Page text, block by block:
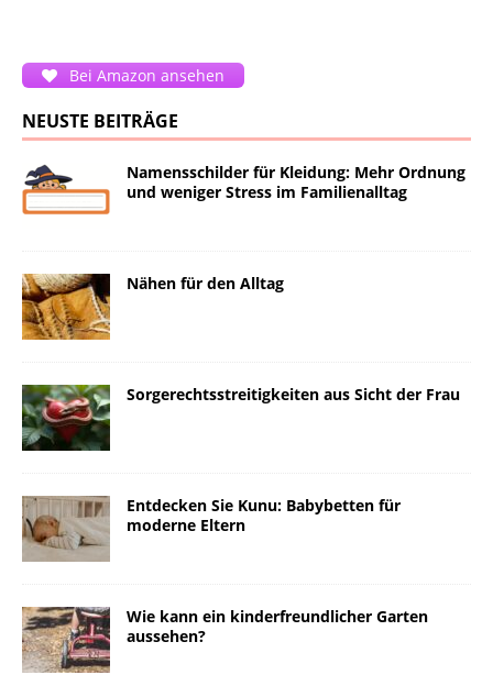
Bei Amazon ansehen
NEUSTE BEITRÄGE
Namensschilder für Kleidung: Mehr Ordnung
und weniger Stress im Familienalltag
Nähen für den Alltag
Sorgerechtsstreitigkeiten aus Sicht der Frau
Entdecken Sie Kunu: Babybetten für
moderne Eltern
Wie kann ein kinderfreundlicher Garten
aussehen?